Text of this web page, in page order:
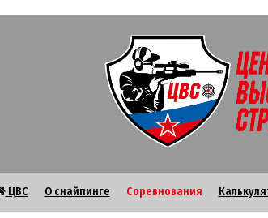
ЦВС О снайпинге Соревнования